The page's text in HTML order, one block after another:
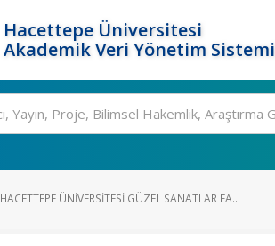
Hacettepe Üniversitesi
Akademik Veri Yönetim Sistemi
HACETTEPE ÜNIVERSITESI GÜZEL SANATLAR FA...